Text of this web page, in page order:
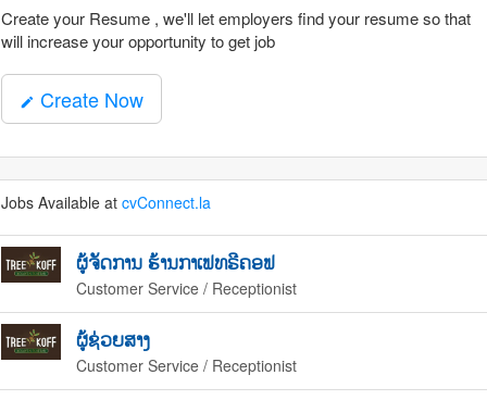
Create your Resume , we'll let employers find your resume so that
will increase your opportunity to get job
mode_edit Create Now
Jobs Available at cvConnect.la
ຜູ້ຈັດການ ຮ້ານກາເຟທຣີຄອຟ
Customer Service / Receptionist
ຜູ້ຊ່ວຍສາງ
Customer Service / Receptionist